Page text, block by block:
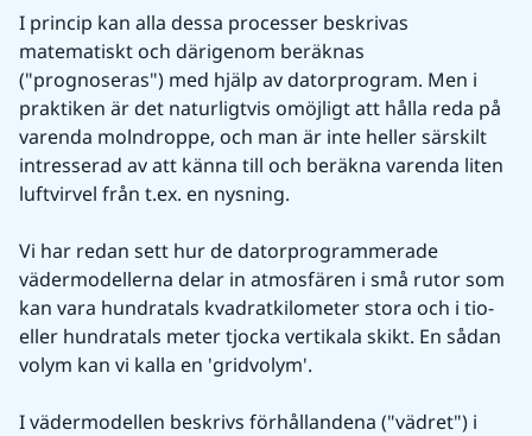
I princip kan alla dessa processer beskrivas
matematiskt och därigenom beräknas
("prognoseras") med hjälp av datorprogram. Men i
praktiken är det naturligtvis omöjligt att hålla reda på
varenda molndroppe, och man är inte heller särskilt
intresserad av att känna till och beräkna varenda liten
luftvirvel från t.ex. en nysning.
Vi har redan sett hur de datorprogrammerade
vädermodellerna delar in atmosfären i små rutor som
kan vara hundratals kvadratkilometer stora och i tio-
eller hundratals meter tjocka vertikala skikt. En sådan
volym kan vi kalla en 'gridvolym'.
I vädermodellen beskrivs förhållandena ("vädret") i